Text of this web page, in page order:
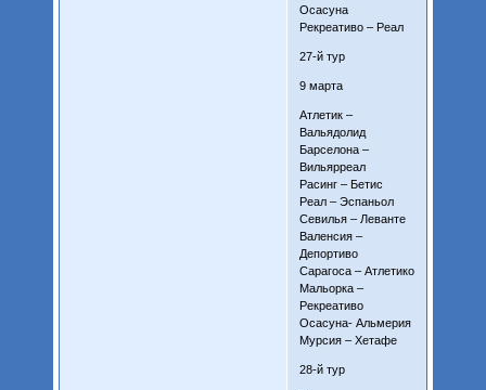
Осасуна
Рекреативо – Реал
27-й тур
9 марта
Атлетик –
Вальядолид
Барселона –
Вильярреал
Расинг – Бетис
Реал – Эспаньол
Севилья – Леванте
Валенсия –
Депортиво
Сарагоса – Атлетико
Мальорка –
Рекреативо
Осасуна- Альмерия
Мурсия – Хетафе
28-й тур